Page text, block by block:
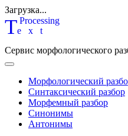
Загрузка...
Text
Processing
Сервис морфологического
Морфологический
Синтаксический разбор
Морфемный разбор
Синонимы
Антонимы